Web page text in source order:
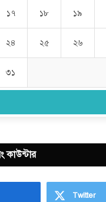
১৭ ১৮ ১৯
২৪ ২৫ ২৬
৩১
Twitter